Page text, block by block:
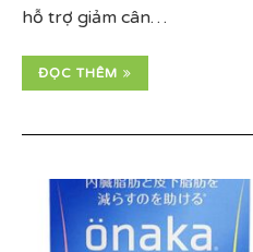
hỗ trợ giảm cân…
ĐỌC THÊM